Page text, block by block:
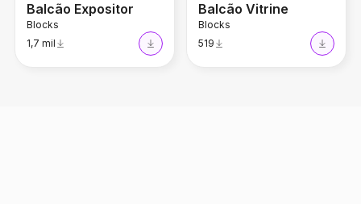
Balcão Expositor
Blocks
1,7 mil
Balcão Vitrine
Blocks
519